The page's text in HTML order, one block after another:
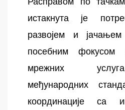
истакнута је
развојем и
посебним фокусом
мрежних
међународних
координације са